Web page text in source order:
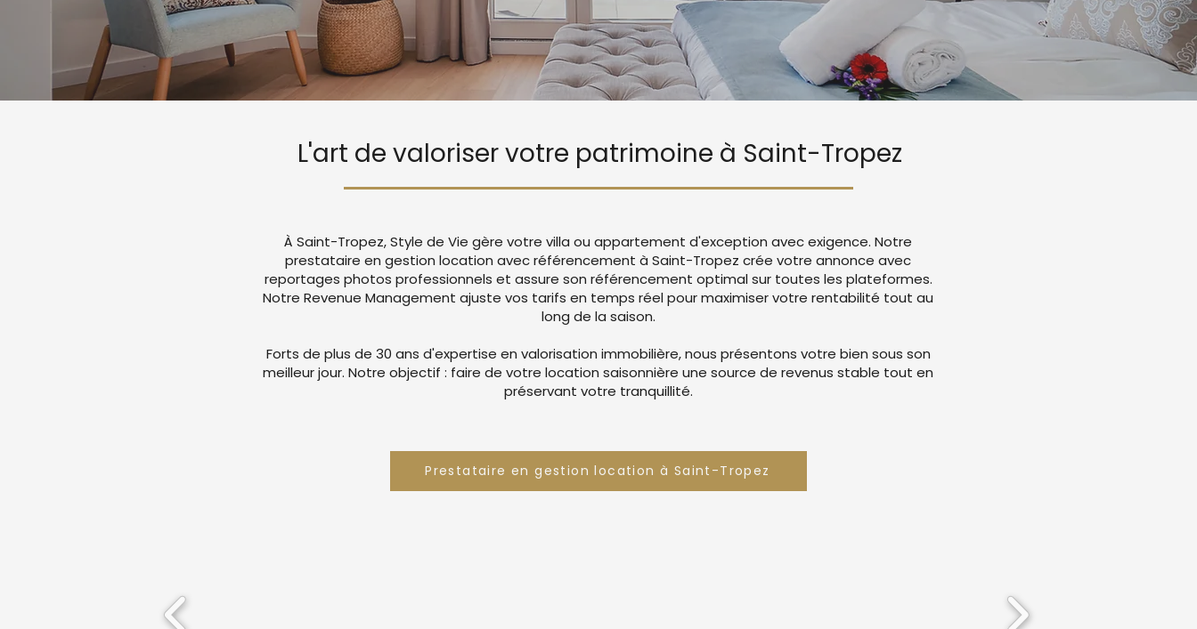
L'art de valoriser votre patrimoine à Saint-Tropez
À Saint-Tropez, Style de Vie gère votre villa ou appartement d'exception avec exigence. Notre
prestataire en gestion location avec référencement à Saint-Tropez crée votre annonce avec
reportages photos professionnels et assure son référencement optimal sur toutes les plateformes.
Notre Revenue Management ajuste vos tarifs en temps réel pour maximiser votre rentabilité tout au
long de la saison.
Forts de plus de 30 ans d'expertise en valorisation immobilière, nous présentons votre bien sous son
meilleur jour. Notre objectif : faire de votre location saisonnière une source de revenus stable tout en
préservant votre tranquillité.
Prestataire en gestion location à Saint-Tropez